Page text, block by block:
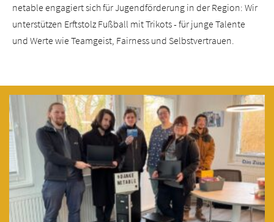
netable engagiert sich für Jugendförderung in der Region: Wir
unterstützen Erftstolz Fußball mit Trikots - für junge Talente
und Werte wie Teamgeist, Fairness und Selbstvertrauen.